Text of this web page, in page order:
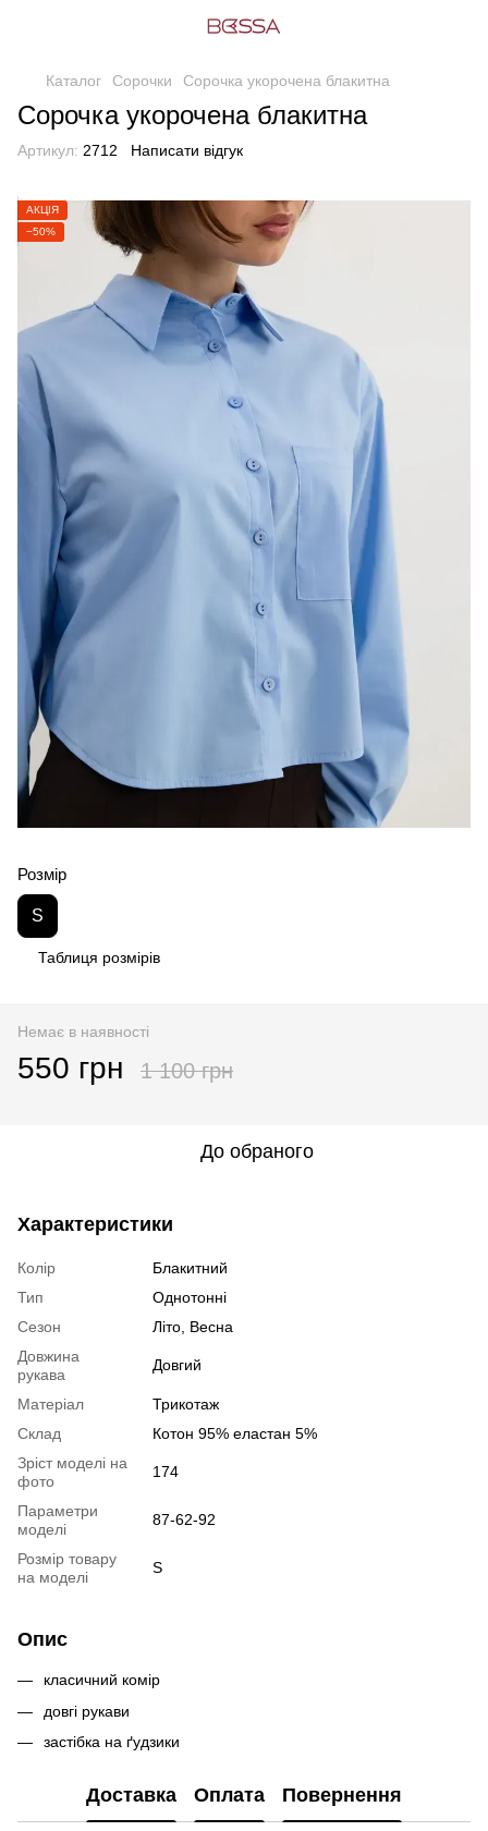
Каталог Сорочки Сорочка укорочена блакитна
Сорочка укорочена блакитна
Артикул: 2712 Написати відгук
АКЦІЯ
−50%
Розмір
S
Таблиця розмірів
Немає в наявності
550 грн 1 100 грн
До обраного
Характеристики
Колір
Блакитний
Тип
Однотонні
Сезон
Літо, Весна
Довжина
рукава
Довгий
Матеріал
Трикотаж
Склад
Котон 95% еластан 5%
Зріст моделі на
фото
174
Параметри
моделі
87-62-92
Розмір товару
на моделі
S
Опис
класичний комір
довгі рукави
застібка на ґудзики
Доставка Оплата Повернення